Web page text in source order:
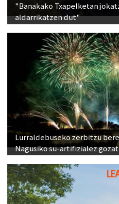
"Banakako Txapelketan
aldarrikatzen dut"
Lurraldebuseko zerbitzu
Nagusiko su-artifizialez